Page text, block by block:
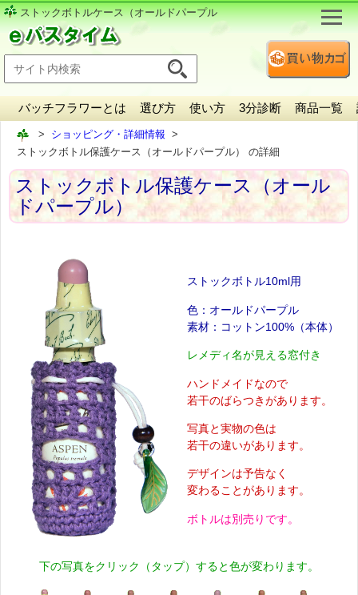
ストックボトルケース（オールドパープル
バッチフラワーとは 選び方 使い方 3分診断 商品一覧
ショッピング・詳細情報
ストックボトル保護ケース（オールドパープル） の詳細
ストックボトル保護ケース（オール
ドパープル）
ストックボトル10ml用
色：オールドパープル
素材：コットン100%（本体）
レメディ名が見える窓付き
ハンドメイドなので
若干のばらつきがあります。
写真と実物の色は
若干の違いがあります。
デザインは予告なく
変わることがあります。
ボトルは別売りです。
下の写真をクリック（タップ）すると色が変わります。